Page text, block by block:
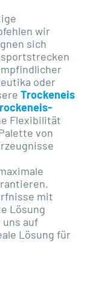
wir
sich
oder
Trockeneis
Flexibilität
von
mit
Lösung
auf
Lösung für